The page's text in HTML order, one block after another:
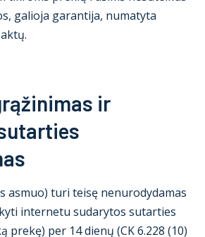
galioja garantija, numatyta
ir
asmuo) turi teisę nenurodydamas
internetu sudarytos sutarties
prekę) per 14 dienų (CK 6.228 (10)